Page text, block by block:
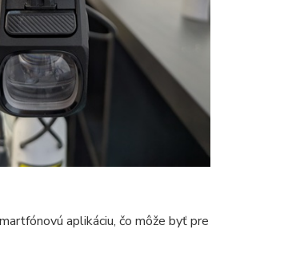
aplikáciu, čo môže byť pre